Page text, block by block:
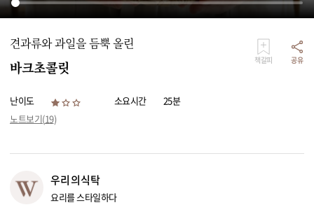
견과류와 과일을 듬뿍 올린
바크초콜릿 책갈피 공유
난이도 소요시간
25분
노트보기(19)
우리의식탁
요리를 스타일하다